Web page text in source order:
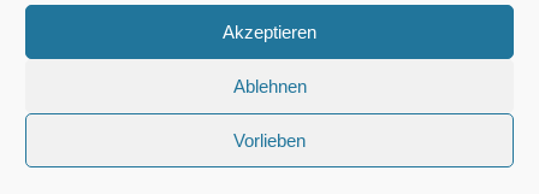
Akzeptieren
Ablehnen
Vorlieben
nfb - network for business GbR
57572 Niederfischbach
© Copyright 2026, All Rights Reserved